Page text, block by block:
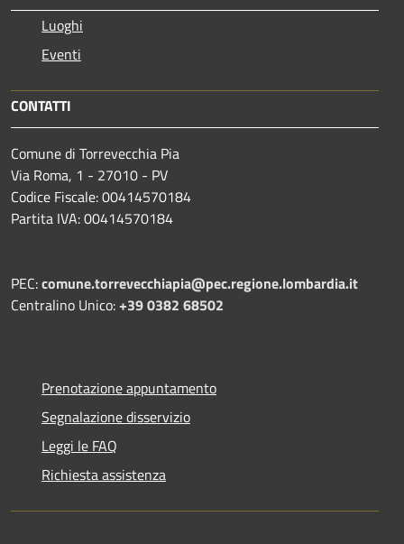
Luoghi
Eventi
CONTATTI
Comune di Torrevecchia Pia
Via Roma, 1 - 27010 - PV
Codice Fiscale: 00414570184
Partita IVA: 00414570184
PEC:comune.torrevecchiapia@pec.regione.lombardia.it
Centralino Unico:+39 0382 68502
Prenotazione appuntamento
Segnalazione disservizio
Leggi le FAQ
Richiesta assistenza